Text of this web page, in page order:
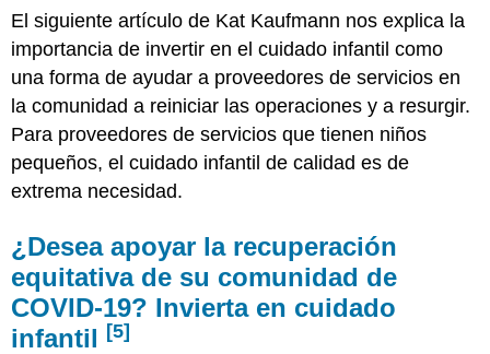
Referencias
El siguiente artículo de Kat Kaufmann nos explica la
importancia de invertir en el cuidado infantil como
una forma de ayudar a proveedores de servicios en
la comunidad a reiniciar las operaciones y a resurgir.
Para proveedores de servicios que tienen niños
pequeños, el cuidado infantil de calidad es de
extrema necesidad.
¿Desea apoyar la recuperación
equitativa de su comunidad de
COVID-19? Invierta en cuidado
infantil [5]